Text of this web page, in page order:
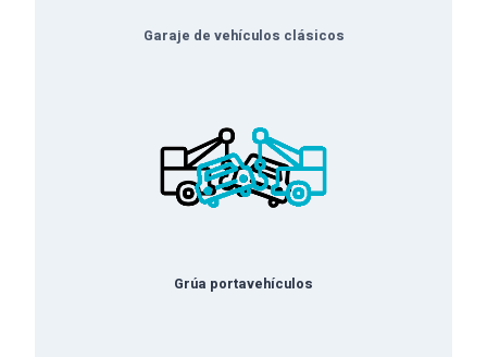
Garaje de vehículos clásicos
Grúa portavehículos